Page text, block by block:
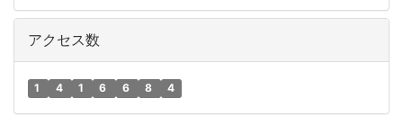
アクセス数
1 4 1 6 6 8 4